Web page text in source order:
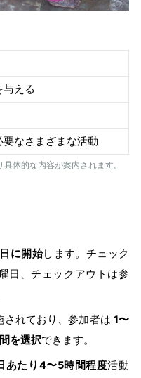
える
なさまざまな活動
体的な内容が案内されます。
に開始します。チェック
日、チェックアウトは参
れており、参加者は 1〜
を選択できます。
あたり4〜5時間程度活動